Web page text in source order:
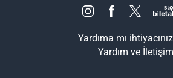
Yardıma mı
Yardım ve İletişim